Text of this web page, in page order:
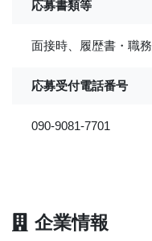
応募書類等
面接時、履歴書・職
応募受付電話番号
090-9081-7701
企業情報